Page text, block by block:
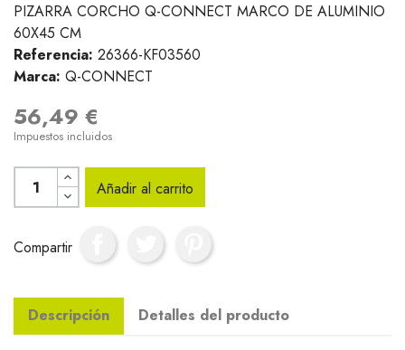
PIZARRA CORCHO Q-CONNECT MARCO DE ALUMINIO
60X45 CM
Referencia: 26366-KF03560
Marca: Q-CONNECT
56,49 €
Impuestos incluidos
Añadir al carrito
Compartir
Descripción Detalles del producto